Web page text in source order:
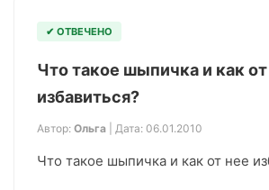
✔ ОТВЕЧЕНО
Что такое шыпичка и как
избавиться?
Автор: Ольга | Дата: 06.01.2010
Что такое шыпичка и как от нее